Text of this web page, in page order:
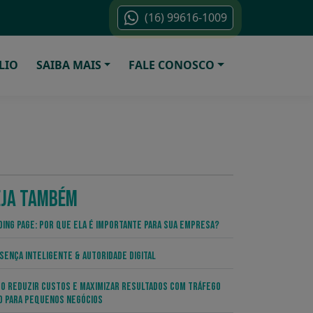
(16) 99616-1009
SAIBA MAIS FALE CONOSCO
TAMBÉM
Page: por que ela é importante para sua empresa?
Inteligente & Autoridade Digital
Reduzir Custos e Maximizar Resultados com Tráfego
para Pequenos Negócios